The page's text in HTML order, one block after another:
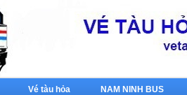
Vé tàu hỏa NAM NINH BUS